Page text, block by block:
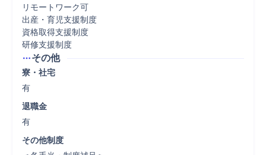
リモートワーク可
出産・育児支援制度
資格取得支援制度
研修支援制度
その他
寮・社宅
有
退職金
有
その他制度